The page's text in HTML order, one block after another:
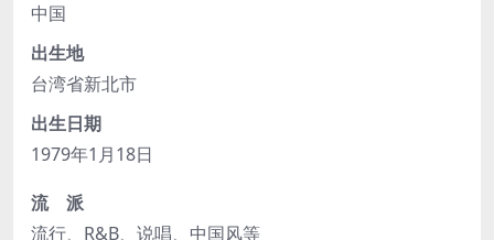
中国
出生地
台湾省新北市
出生日期
1979年1月18日
流 派
流行、R&B、说唱、中国风等